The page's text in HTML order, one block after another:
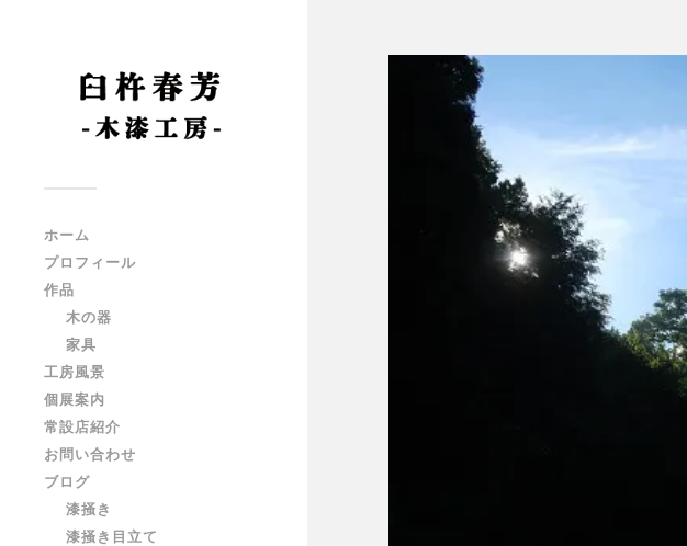
ホーム
プロフィール
作品
木の器
家具
工房風景
個展案内
常設店紹介
お問い合わせ
ブログ
漆掻き
漆掻き目立て